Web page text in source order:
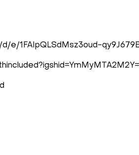
e/1FAIpQLSdMsz3oud-